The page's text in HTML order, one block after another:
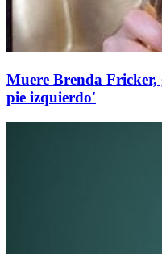
Muere Brenda
pie izquierdo'